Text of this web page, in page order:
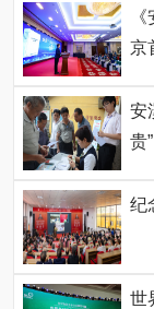
京
安
贵”
纪
世